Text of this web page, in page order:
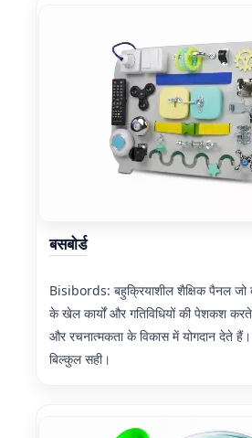
बसबोर्ड
Bisibords: बहुक्रियाशील शैक्षिक पैनल जो
के खेल कार्यों और गतिविधियों की पेशकश
और रचनात्मकता के विकास में योगदान देते
बिल्कुल सही।